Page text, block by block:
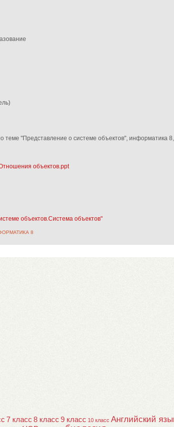
теме "Представление о системе объектов", информатика
объектов.ppt
объектов.Система объектов"
8
7 класс 8 класс 9 класс 10 класс Английский